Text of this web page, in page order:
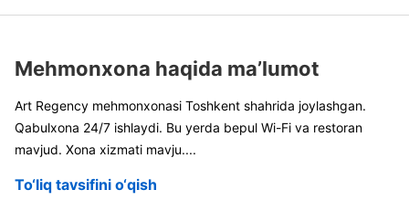
Mehmonxona haqida ma’lumot
Art Regency mehmonxonasi Toshkent shahrida joylashgan.
Qabulxona 24/7 ishlaydi. Bu yerda bepul Wi-Fi va restoran
mavjud. Xona xizmati mavju....
To‘liq tavsifini o‘qish